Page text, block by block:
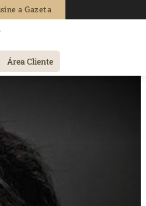
a Gazeta
Área Cliente